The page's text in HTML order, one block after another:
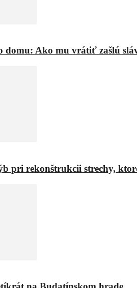
domu: Ako mu vrátiť zašlú
pri rekonštrukcii strechy,